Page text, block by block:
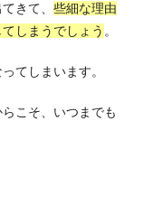
きて、 些細な理由
しまうでしょう 。
てしまいます。
こそ、いつまでも